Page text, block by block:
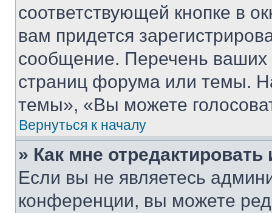
соответствующей кнопке в
вам придется
сообщение. Перечень ваших
страниц форума или темы.
темы», «Вы можете
Вернуться к началу
» Как мне
Если вы не являетесь
конференции, вы можете